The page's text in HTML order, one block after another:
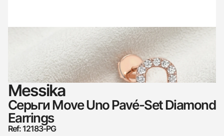
Messika
Серьги Move Uno Pavé-Set Diamond
Earrings
Ref: 12183-PG